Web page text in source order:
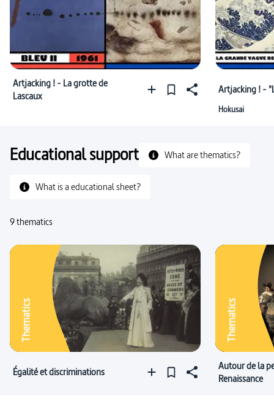
Artjacking ! - La grotte de
Lascaux
Artjacking ! -
Hokusai
Educational support What are thematics?
What is a educational sheet?
9 thematics
Thematics
Égalité et discriminations
Thematics
Autour de la
Renaissance